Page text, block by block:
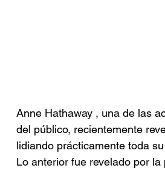
Anne Hathaway , una de las
del público, recientemente
lidiando prácticamente toda
Lo anterior fue revelado por